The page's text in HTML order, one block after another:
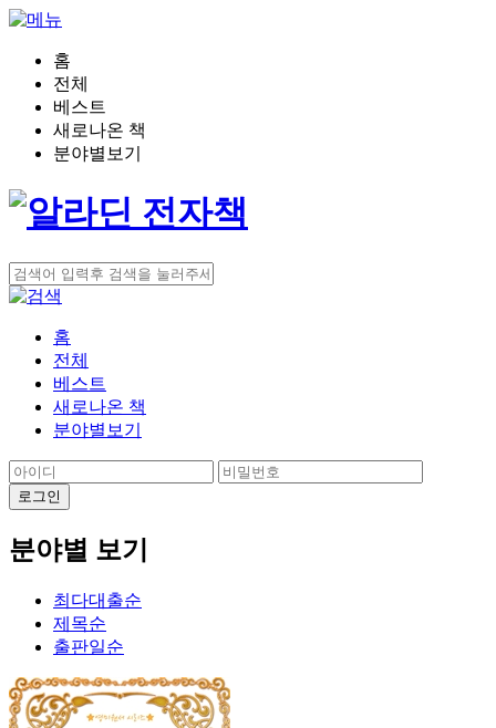
홈
전체
베스트
새로나온 책
분야별보기
홈
전체
베스트
새로나온 책
분야별보기
분야별 보기
최다대출순
제목순
출판일순